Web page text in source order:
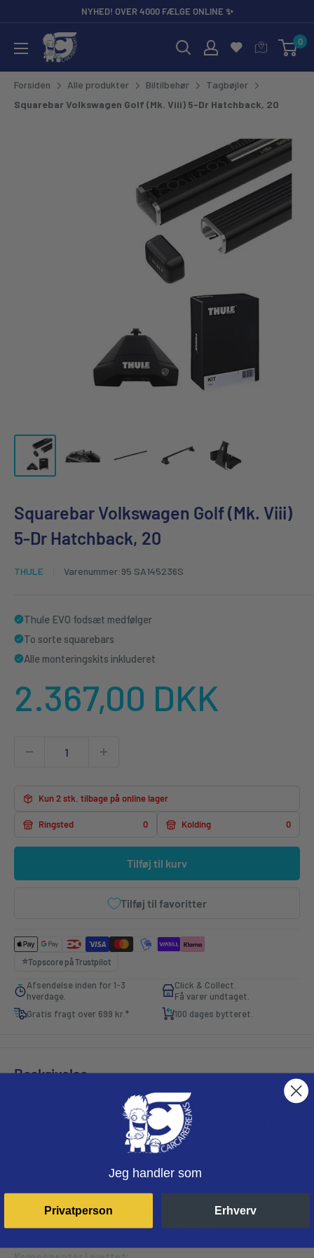
NYHED! OVER 4000 FÆLGE ONLINE ✨
CarCare Freaks - Bilpleje & Tilbehør til Entusiaster og 0
Forsiden Alle produkter Biltilbehør
Tagbøjler
Squarebar Volkswagen Golf (Mk. Viii) 5-Dr Hatchback, 20
Squarebar Volkswagen Golf (Mk. Viii)
5-Dr Hatchback, 20
THULE Varenummer:95 SA145236S
Thule EVO fodsæt medfølger
To sorte squarebars
Alle monteringskits inkluderet
Udsalgspris
2.367,00 DKK
Kun 2 stk. tilbage på online lager
Ringsted 0 Kolding 0
Tilføj til kurv
Tilføj til favoritter
⭐️Topscore påTrustpilot
Afsendelse inden for 1-3
hverdage.
Click & Collect.
Få varer undtaget.
Gratis fragt over 699 kr.*
100 dages bytteret.
Beskrivelse
Thule Tagbøjlesæt med Squarebar er den perfekte løsning for
Volkswagen Golf (Mk. VIII) 5-dørs hatchback med normalt tag fra
2020 og frem. Dette komplette tagbøjlesæt kombinerer
transportløsninger til køretøjer verden over.
Sættet består af tre vigtige komponenter, der arbejder sammen
for at give dig en sikker og pålidelig tagbærer:
Jeg handler som
Privatperson Erhverv